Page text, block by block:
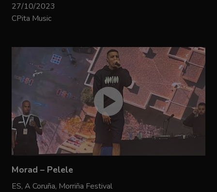
27/10/2023
CPita Music
Morad – Pelele
ES, A Coruña, Morriña Festival